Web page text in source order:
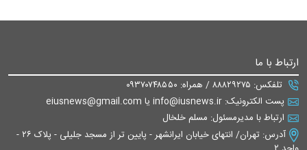
ارتباط با ما
تلفکس: ۸۸۸۲۹۲۷۵ / همراه: ۰۹۳۷۰۷۴۸۵۵۰
پست الکترونیک: info@iusnews.ir یا eiusnews@gmail.com
ارتباط با مدیرمسئول: مسلم خلخال
آدرس: تهران/ انتهای خیابان ایرانشهر - پایین تر از مسجد جلیلی - پلاک ۲۶ -